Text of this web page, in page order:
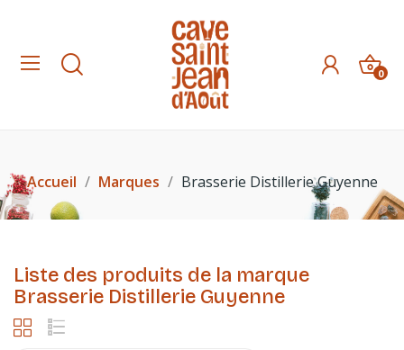
0
Accueil Marques Brasserie Distillerie Guyenne
Liste des produits de la marque
Brasserie Distillerie Guyenne